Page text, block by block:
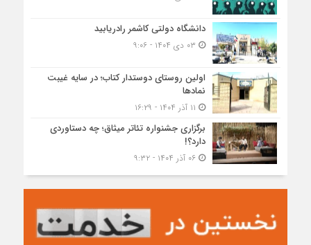
دانشگاه دولتی کاشمر‌ رادریابید
اولین روستای دوستدار کتاب؛ در سایه غیبت
نمادها
برگزاری جشنواره تئاتر میثاق؛ چه دستاوردی
دارد؟!
۰۶ آذر ۱۴۰۴ - ۹:۳۲